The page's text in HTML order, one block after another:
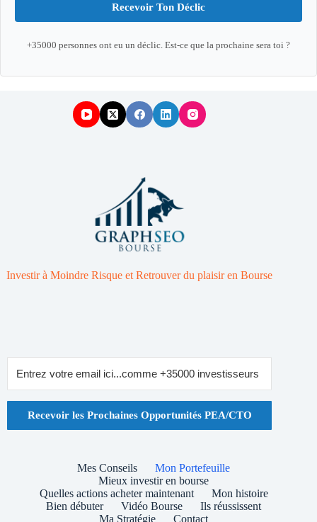
Recevoir Ton Déclic
+35000 personnes ont eu un déclic. Est-ce que la prochaine sera toi ?
Investir à Moindre Risque et Retrouver du plaisir en Bourse
Recevoir les Prochaines Opportunités PEA/CTO
Mes Conseils
Mon Portefeuille
Mieux investir en bourse
Quelles actions acheter maintenant
Mon histoire
Bien débuter
Vidéo Bourse
Ils réussissent
Ma Stratégie
Contact